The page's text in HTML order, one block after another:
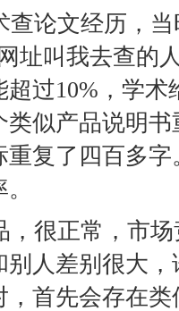
查论文经历，
址叫我去查的
过10%，学
似产品说明
复了四百多
，很正常，市
别人差别很大
，首先会存在